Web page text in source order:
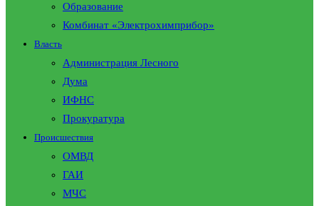
Образование
Комбинат «Электрохимприбор»
Власть
Администрация Лесного
Дума
ИФНС
Прокуратура
Происшествия
ОМВД
ГАИ
МЧС